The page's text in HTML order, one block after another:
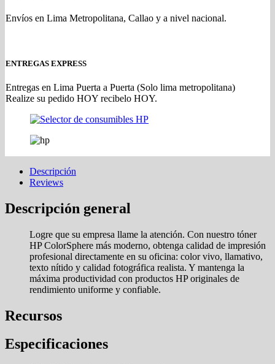
Envíos en Lima Metropolitana, Callao y a nivel nacional.
ENTREGAS EXPRESS
Entregas en Lima Puerta a Puerta (Solo lima metropolitana)
Realize su pedido HOY recibelo HOY.
Descripción
Reviews
Descripción general
Logre que su empresa llame la atención. Con nuestro tóner
HP ColorSphere más moderno, obtenga calidad de impresión
profesional directamente en su oficina: color vivo, llamativo,
texto nítido y calidad fotográfica realista. Y mantenga la
máxima productividad con productos HP originales de
rendimiento uniforme y confiable.
Recursos
Especificaciones